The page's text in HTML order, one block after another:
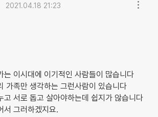
2021.04.18 21:23
는 이시대에 이기적인 사람들이 많습니다
가족만 생각하는 그런사람이 있습니다
고 서로 돕고 살아야하는데 쉽지가 않습니다
서 그러하겠지요.